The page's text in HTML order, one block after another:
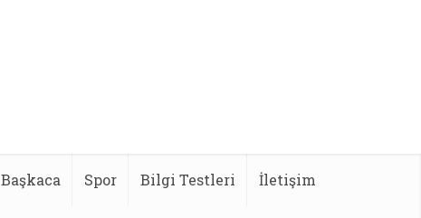
Başkaca Spor Bilgi Testleri İletişim